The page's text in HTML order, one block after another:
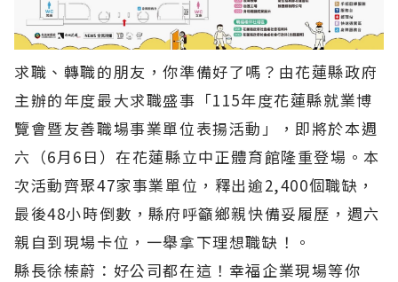
求職、轉職的朋友，你準備好了嗎？由花蓮縣政府
主辦的年度最大求職盛事「115年度花蓮縣就業博
覽會暨友善職場事業單位表揚活動」，即將於本週
六（6月6日）在花蓮縣立中正體育館隆重登場。本
次活動齊聚47家事業單位，釋出逾2,400個職缺，
最後48小時倒數，縣府呼籲鄉親快備妥履歷，週六
親自到現場卡位，一舉拿下理想職缺！。
縣長徐榛蔚：好公司都在這！幸福企業現場等你